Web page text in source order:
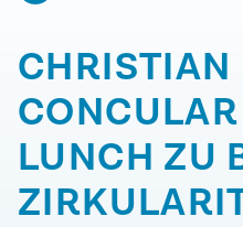
CHRISTIAN
LUNCH ZU